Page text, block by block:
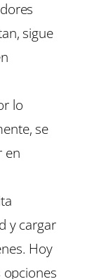
sigue
lo
se
en
y cargar
Hoy
opciones